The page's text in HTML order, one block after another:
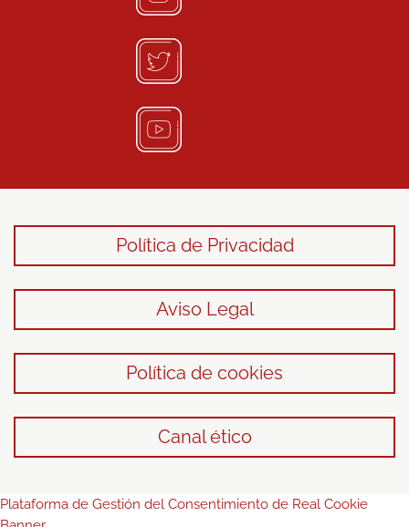
Política de Privacidad
Aviso Legal
Política de cookies
Canal ético
Plataforma de Gestión del Consentimiento de Real Cookie